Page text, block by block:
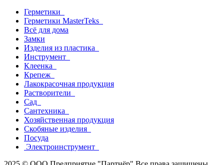
Герметики
Герметики MasterTeks
Всё для дома
Замки
Изделия из пластика
Инструмент
Клеенка
Крепеж
Лакокрасочная продукция
Растворители
Сад
Сантехника
Хозяйственная продукция
Скобяные изделия
Посуда
Электроинструмент